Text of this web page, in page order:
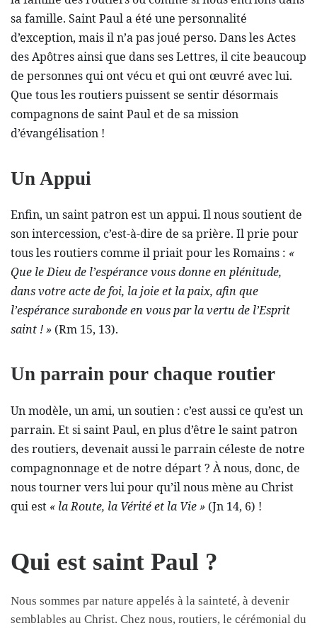
sa famille. Saint Paul a été une personnalité
d’exception, mais il n’a pas joué perso. Dans les Actes
des Apôtres ainsi que dans ses Lettres, il cite beaucoup
de personnes qui ont vécu et qui ont œuvré avec lui.
Que tous les routiers puissent se sentir désormais
compagnons de saint Paul et de sa mission
d’évangélisation !
Un Appui
Enfin, un saint patron est un appui. Il nous soutient de
son intercession, c’est-à-dire de sa prière. Il prie pour
tous les routiers comme il priait pour les Romains : «
Que le Dieu de l’espérance vous donne en plénitude,
dans votre acte de foi, la joie et la paix, afin que
l’espérance surabonde en vous par la vertu de l’Esprit
saint ! » (Rm 15, 13).
Un parrain pour chaque routier
Un modèle, un ami, un soutien : c’est aussi ce qu’est un
parrain. Et si saint Paul, en plus d’être le saint patron
des routiers, devenait aussi le parrain céleste de notre
compagnonnage et de notre départ ? À nous, donc, de
nous tourner vers lui pour qu’il nous mène au Christ
qui est « la Route, la Vérité et la Vie » (Jn 14, 6) !
Qui est saint Paul ?
Nous sommes par nature appelés à la sainteté, à devenir
semblables au Christ. Chez nous, routiers, le cérémonial du